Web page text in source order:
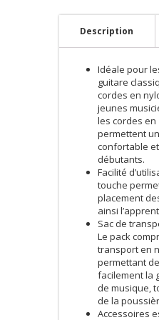
Description
Idéale pour
guitare
cordes en
jeunes
les cordes en
permettent
confortable
débutants.
Facilité
touche
placement
ainsi
Sac de
Le pack
transport en
permettant
facilement la
de musique,
de la
Accessoires